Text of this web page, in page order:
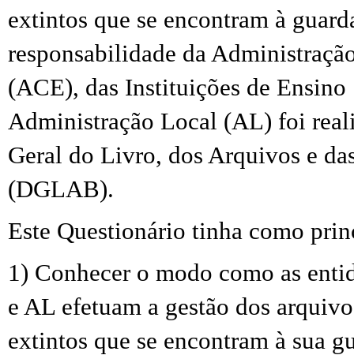
extintos que se encontram à
responsabilidade da
(ACE), das Instituições de
Administração Local (AL) foi
Geral do Livro, dos Arquivos e
(DGLAB).
Este Questionário tinha como
1) Conhecer o modo como as
e AL efetuam a gestão dos
extintos que se encontram à sua